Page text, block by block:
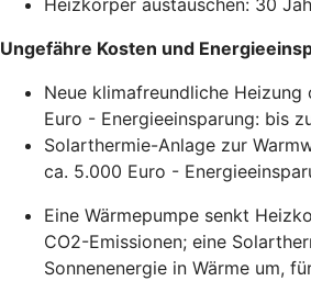
Heizkörper austauschen: 30
Ungefähre Kosten und
Neue klimafreundliche
Euro - Energieeinsparung: bis
Solarthermie-Anlage zur
ca. 5.000 Euro -
Eine Wärmepumpe senkt
CO2-Emissionen; eine
Sonnenenergie in Wärme um,